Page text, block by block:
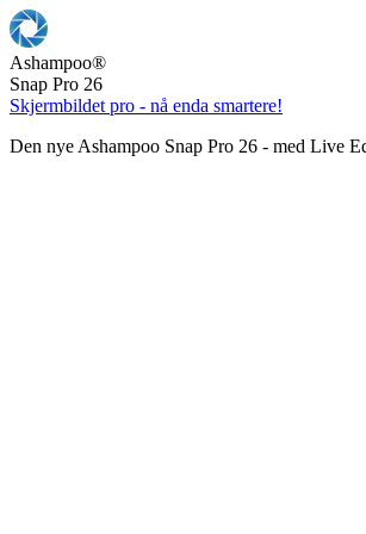
Ashampoo®
Snap Pro 26
Skjermbildet pro - nå enda smartere!
Den nye Ashampoo Snap Pro 26 - med Live